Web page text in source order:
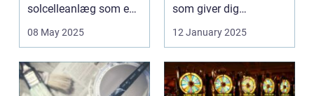
solcelleanlæg som en
bæred...
08 May 2025
som giver dig
mulighed for ...
12 January 2025